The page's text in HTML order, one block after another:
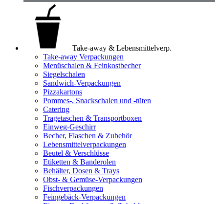
Take-away & Lebensmittelverp.
Take-away Verpackungen
Menüschalen & Feinkostbecher
Siegelschalen
Sandwich-Verpackungen
Pizzakartons
Pommes-, Snackschalen und -tüten
Catering
Tragetaschen & Transportboxen
Einweg-Geschirr
Becher, Flaschen & Zubehör
Lebensmittelverpackungen
Beutel & Verschlüsse
Etiketten & Banderolen
Behälter, Dosen & Trays
Obst- & Gemüse-Verpackungen
Fischverpackungen
Feingebäck-Verpackungen